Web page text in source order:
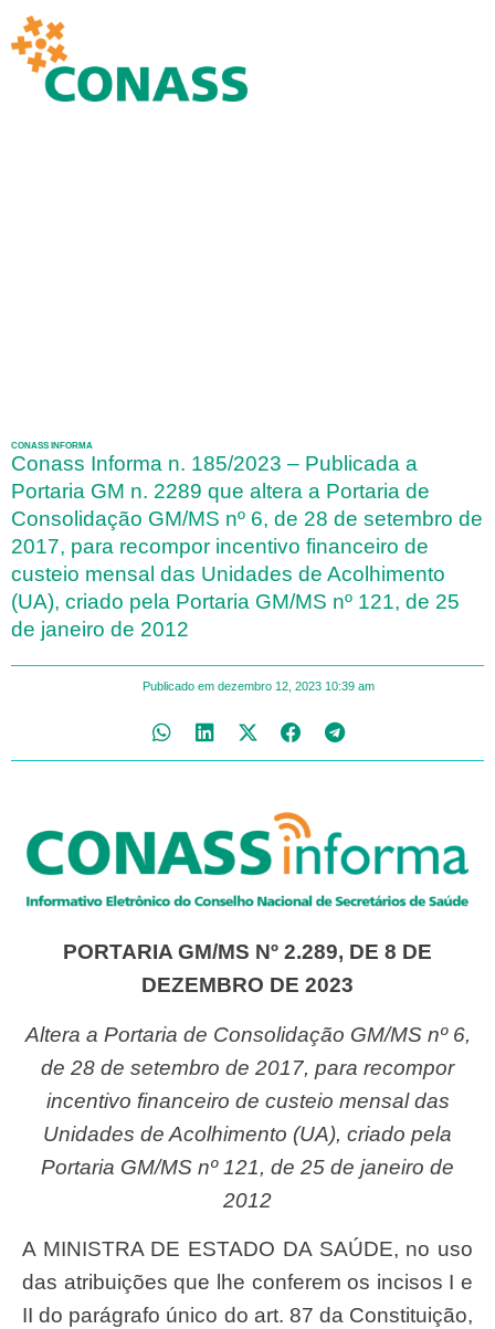
CONASS INFORMA
Conass Informa n. 185/2023 – Publicada a
Portaria GM n. 2289 que altera a Portaria de
Consolidação GM/MS nº 6, de 28 de setembro de
2017, para recompor incentivo financeiro de
custeio mensal das Unidades de Acolhimento
(UA), criado pela Portaria GM/MS nº 121, de 25
de janeiro de 2012
Publicado em dezembro 12, 2023 10:39 am
PORTARIA GM/MS Nº 2.289, DE 8 DE
DEZEMBRO DE 2023
Altera a Portaria de Consolidação GM/MS nº 6,
de 28 de setembro de 2017, para recompor
incentivo financeiro de custeio mensal das
Unidades de Acolhimento (UA), criado pela
Portaria GM/MS nº 121, de 25 de janeiro de
2012
A MINISTRA DE ESTADO DA SAÚDE, no uso
das atribuições que lhe conferem os incisos I e
II do parágrafo único do art. 87 da Constituição,